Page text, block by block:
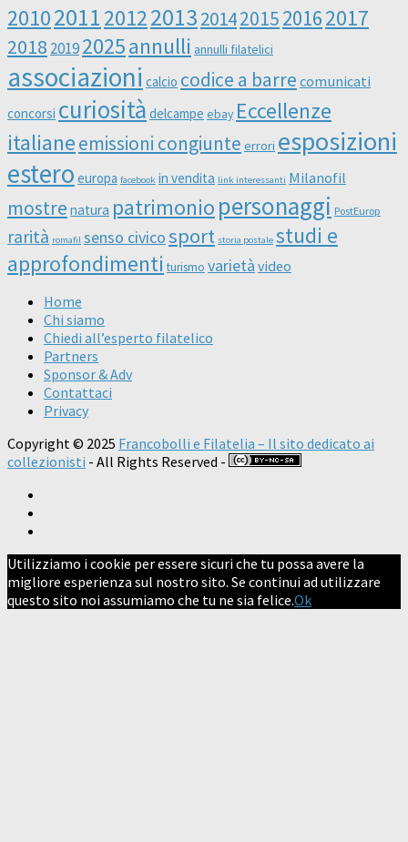
20102011201220132014201520162017
2018 20192025annulli annulli filatelici
associazioni calcio codice a barre comunicati
concorsi curiosità delcampe ebay Eccellenze
italianeemissioni congiunte errori esposizioni
estero europa facebook in vendita link interessanti Milanofil
mostre natura patrimonio personaggi PostEurop
rarità romafil senso civicosport storia postale studi e
approfondimenti turismo varietà video
Home
Chi siamo
Chiedi all’esperto filatelico
Partners
Sponsor & Adv
Contattaci
Privacy
Copyright © 2025 Francobolli e Filatelia – Il sito dedicato ai
collezionisti - All Rights Reserved -
Utilizziamo i cookie per essere sicuri che tu possa avere la
migliore esperienza sul nostro sito. Se continui ad utilizzare
questo sito noi assumiamo che tu ne sia felice.Ok